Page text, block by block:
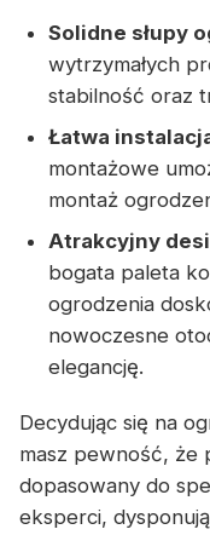
Solidne słupy
wytrzymałych
stabilność oraz
Łatwa
montażowe
montaż
Atrakcyjny
bogata paleta
ogrodzenia
nowoczesne
elegancję.
Decydując się na
masz pewność, że
dopasowany do
eksperci,